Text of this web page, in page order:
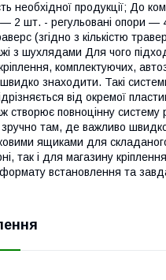
необхідної продукції; До
2 шт. - регульовані опори —
(згідно з кількістю
з шухлядами Для чого
комплектуючих,
знаходити. Такі
від окремої
створює повноцінну
зручно там, де важливо
ящиками для
так і для магазину
формату встановлення та